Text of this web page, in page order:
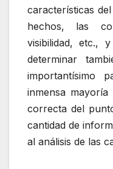
características
hechos, las
visibilidad, etc.,
determinar
importantísimo
inmensa
correcta del
cantidad de
al análisis de las